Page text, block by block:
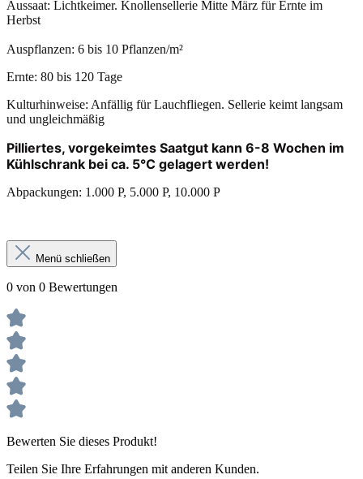
Aussaat: Lichtkeimer. Knollensellerie Mitte März für Ernte im
Herbst
Auspflanzen: 6 bis 10 Pflanzen/m²
Ernte: 80 bis 120 Tage
Kulturhinweise: Anfällig für Lauchfliegen. Sellerie keimt langsam
und ungleichmäßig
Pilliertes, vorgekeimtes Saatgut kann 6-8 Wochen im
Kühlschrank bei ca. 5°C gelagert werden!
Abpackungen: 1.000 P, 5.000 P, 10.000 P
Menü schließen
0 von 0 Bewertungen
Bewerten Sie dieses Produkt!
Teilen Sie Ihre Erfahrungen mit anderen Kunden.